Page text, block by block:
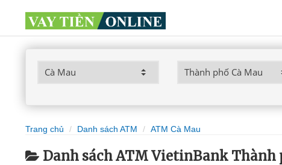
Trang chủ Danh sách ATM ATM Cà Mau
Danh sách ATM VietinBank Thành